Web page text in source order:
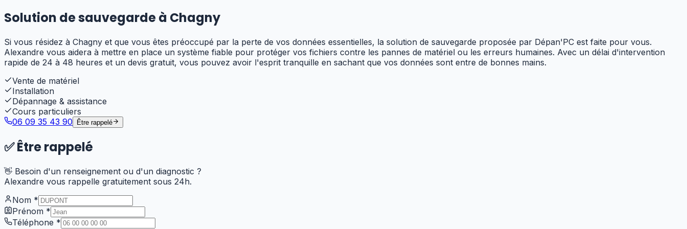
Solution de sauvegarde à Chagny
Si vous résidez à Chagny et que vous êtes préoccupé par la perte de vos données essentielles, la solution de sauvegarde proposée par Dépan'PC est faite pour vous.
Alexandre vous aidera à mettre en place un système fiable pour protéger vos fichiers contre les pannes de matériel ou les erreurs humaines. Avec un délai d'intervention
rapide de 24 à 48 heures et un devis gratuit, vous pouvez avoir l'esprit tranquille en sachant que vos données sont entre de bonnes mains.
Vente de matériel
Installation
Dépannage & assistance
Cours particuliers
06 09 35 43 90
Être rappelé
✅Être rappelé
👋 Besoin d'un renseignement ou d'un diagnostic ?
Alexandre vous rappelle gratuitement sous 24h.
Nom *
Prénom *
Téléphone *